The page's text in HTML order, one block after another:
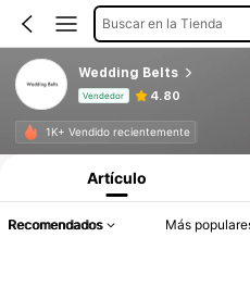
Buscar en la Tienda
Wedding Belts
Vendedor 4.80
1K+ Vendido recientemente
Artículo
Recomendados Más